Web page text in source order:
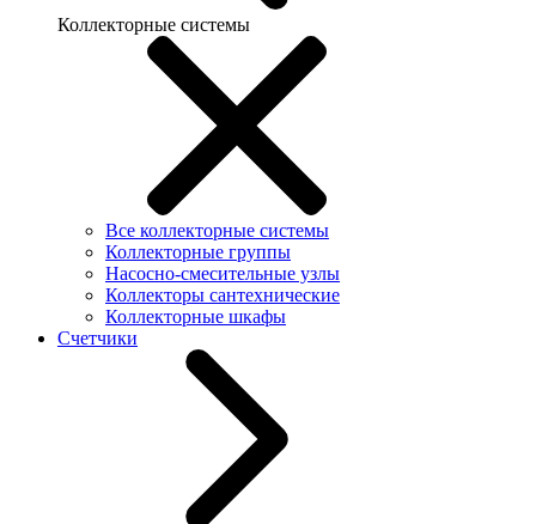
Коллекторные системы
Все коллекторные системы
Коллекторные группы
Насосно-смесительные узлы
Коллекторы сантехнические
Коллекторные шкафы
Счетчики